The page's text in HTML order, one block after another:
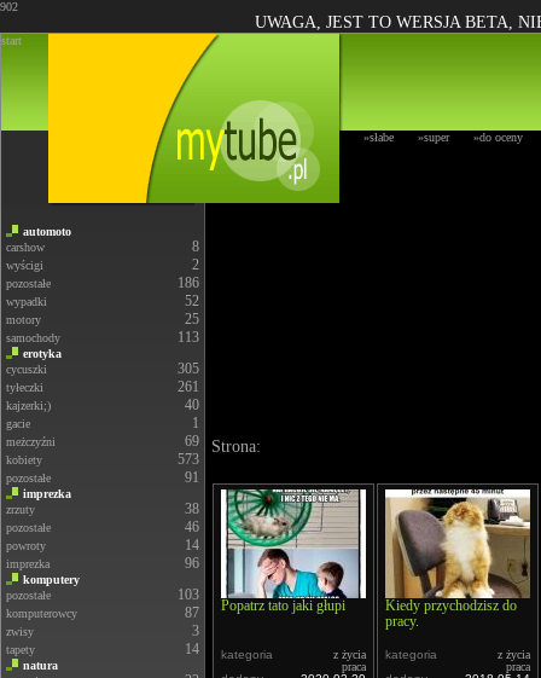
902
UWAGA, JEST TO WERSJA BETA,
start
»słabe »super »do oceny
automoto
carshow
8
wyścigi 2
pozostałe 186
wypadki 52
motory 25
samochody 113
erotyka
cycuszki
305
tyłeczki 261
kajzerki;) 40
gacie 1
meżczyźni 69
kobiety 573
pozostałe 91
imprezka
zrzuty
38
pozostałe 46
powroty 14
imprezka 96
komputery
pozostałe
103
komputerowcy 87
zwisy 3
tapety 14
natura
Strona:
Popatrz tato jaki głupi
kategoria
z życia
praca
Kiedy przychodzisz do
pracy.
kategoria
z życia
praca